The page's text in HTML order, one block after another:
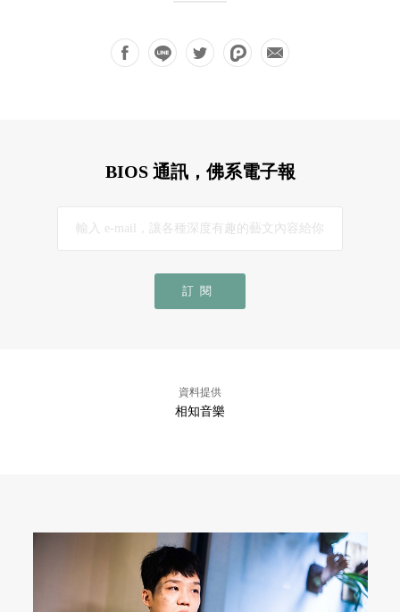
BIOS 通訊，佛系電子報
訂閱
資料提供
相知音樂